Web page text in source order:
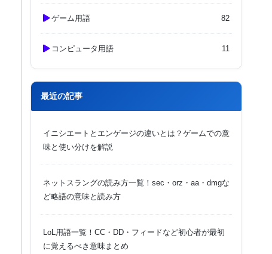
ゲーム用語 82
コンピュータ用語 11
最近の記事
イニシエートとエンゲージの違いとは？ゲームでの意
味と使い分けを解説
ネットスラングの読み方一覧！sec・orz・aa・dmgな
ど略語の意味と読み方
LoL用語一覧！CC・DD・フィードなど初心者が最初
に覚えるべき意味まとめ